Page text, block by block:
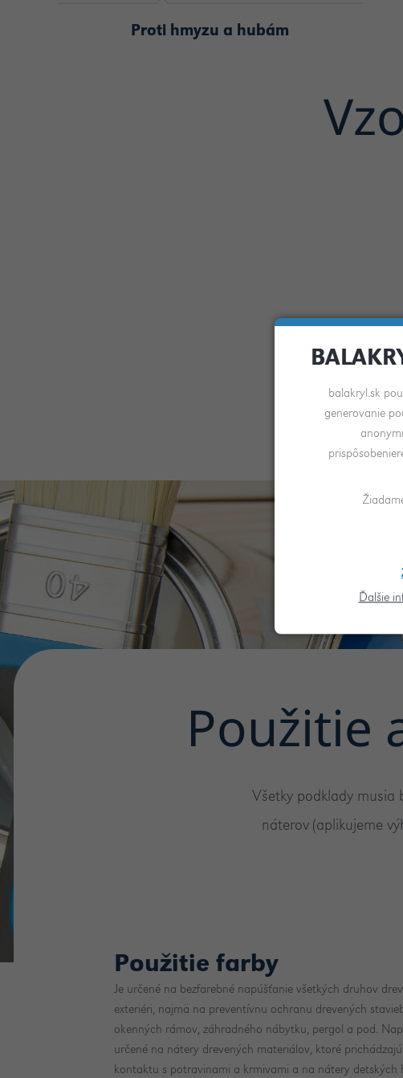
Proti hmyzu a hubám
Použitie
Všetky podklady musia
náterov (aplikujeme
Použitie farby
Je určené na bezfarebné napúšťanie všetkých druhov
exteriéri, najmä na preventívnu ochranu drevených
okenných rámov, záhradného nábytku, pergol a pod.
určené na nátery drevených materiálov, ktoré
kontaktu s potravinami a krmivami a na nátery detských
balakryl.sk
generovanie
Ďalšie